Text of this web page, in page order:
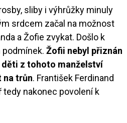
sliby i výhrůžky minuly
srdcem začal na možnost
a Žofie zvykat. Došlo k
Žofii nebyl přiznán
z tohoto manželství
na trůn. František Ferdinand
nakonec povolení k